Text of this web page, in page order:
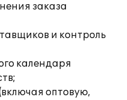
заказа
и контроль
календаря
оптовую,